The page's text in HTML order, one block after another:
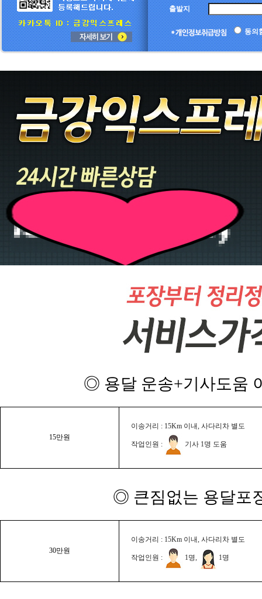
출발지
동의
◎ 용달 운송+기사도움
15만원
이송거리 : 15Km 이내, 사다리차 별도
작업인원 : 기사 1명 도움
◎ 큰짐없는 용달포
30만원
이송거리 : 15Km 이내, 사다리차 별도
작업인원 : 1명, 1명